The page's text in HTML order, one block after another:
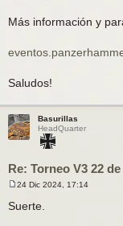
Más información y
Saludos!
Basurillas
HeadQuarter
Re: Torneo V3 22
n
24 Dic 2024, 17:14
Suerte.